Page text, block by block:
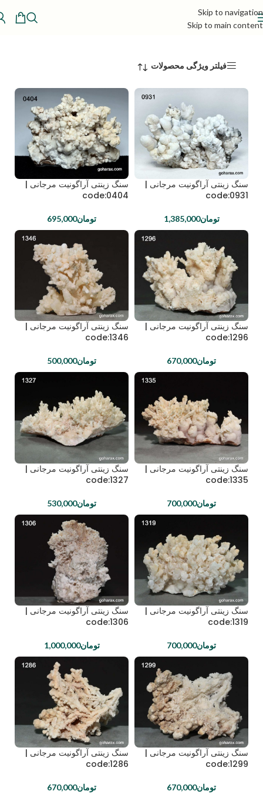
Skip to navigation
Skip to main content
فیلتر ویژگی محصولات
سنگ زینتی آراگونیت مرجانی |
code:0931
تومان1,385,000
سنگ زینتی آراگونیت مرجانی |
code:0404
تومان695,000
سنگ زینتی آراگونیت مرجانی |
code:1296
تومان670,000
سنگ زینتی آراگونیت مرجانی |
code:1346
تومان500,000
سنگ زینتی آراگونیت مرجانی |
code:1335
تومان700,000
سنگ زینتی آراگونیت مرجانی |
code:1327
تومان530,000
سنگ زینتی آراگونیت مرجانی |
code:1319
تومان700,000
سنگ زینتی آراگونیت مرجانی |
code:1306
تومان1,000,000
سنگ زینتی آراگونیت مرجانی |
code:1299
تومان670,000
سنگ زینتی آراگونیت مرجانی |
code:1286
تومان670,000